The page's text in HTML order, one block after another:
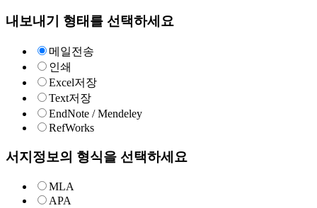
내보내기 형태를 선택하세요
메일전송
인쇄
Excel저장
Text저장
EndNote / Mendeley
RefWorks
서지정보의 형식을 선택하세요
MLA
APA